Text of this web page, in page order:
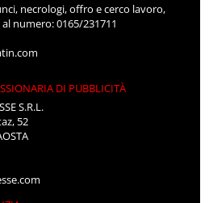
necrologi, offro e cerco lavoro,
numero: 0165/231711
DI PUBBLICITÀ
S.R.L.
52